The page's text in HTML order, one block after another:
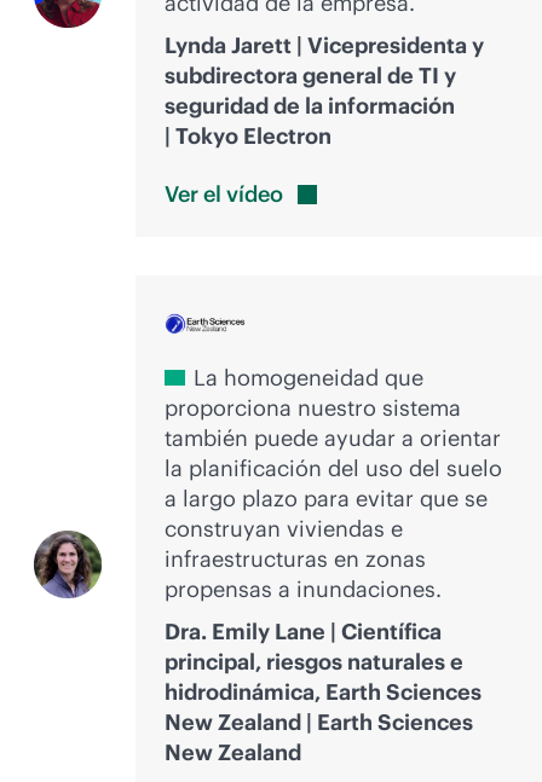
Lynda Jarett | Vicepresidenta y
subdirectora general de TI y
seguridad de la información
| Tokyo Electron
Ver el vídeo
La homogeneidad que
proporciona nuestro sistema
también puede ayudar a orientar
la planificación del uso del suelo
a largo plazo para evitar que se
construyan viviendas e
infraestructuras en zonas
propensas a inundaciones.
Dra. Emily Lane | Científica
principal, riesgos naturales e
hidrodinámica, Earth Sciences
New Zealand | Earth Sciences
New Zealand